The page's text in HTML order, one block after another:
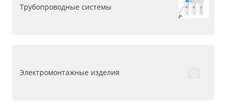
Трубопроводные системы
Электромонтажные изделия